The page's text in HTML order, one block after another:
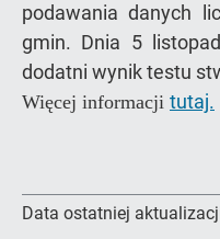
podawania danych
gmin. Dnia 5
dodatni wynik testu
Więcej informacji tutaj.
Data ostatniej